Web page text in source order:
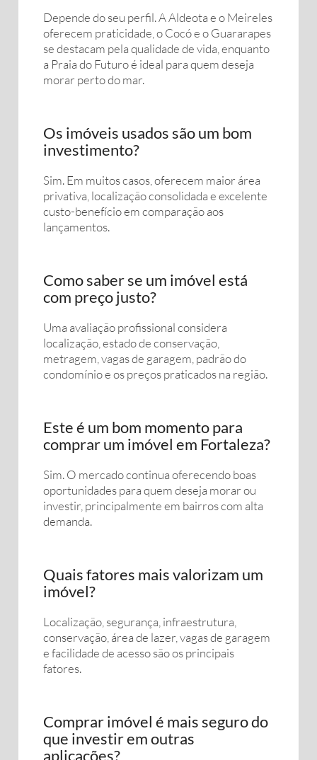
Depende do seu perfil. A Aldeota e o Meireles
oferecem praticidade, o Cocó e o Guararapes
se destacam pela qualidade de vida, enquanto
a Praia do Futuro é ideal para quem deseja
morar perto do mar.
Os imóveis usados são um bom
investimento?
Sim. Em muitos casos, oferecem maior área
privativa, localização consolidada e excelente
custo-benefício em comparação aos
lançamentos.
Como saber se um imóvel está
com preço justo?
Uma avaliação profissional considera
localização, estado de conservação,
metragem, vagas de garagem, padrão do
condomínio e os preços praticados na região.
Este é um bom momento para
comprar um imóvel em Fortaleza?
Sim. O mercado continua oferecendo boas
oportunidades para quem deseja morar ou
investir, principalmente em bairros com alta
demanda.
Quais fatores mais valorizam um
imóvel?
Localização, segurança, infraestrutura,
conservação, área de lazer, vagas de garagem
e facilidade de acesso são os principais
fatores.
Comprar imóvel é mais seguro do
que investir em outras
aplicações?